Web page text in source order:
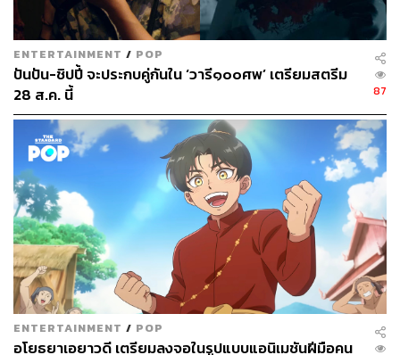
ความสัมพันธ์ระหว่างมาลาและสร้อยที่เคยผูกพันกันอย่างลึก
ซึ้ง จึงต้องพังทลายลงที่ไม่น่าใช่แค่ความเข้าใจผิดส่วนตัว แต่
เพราะทั้งคู่ยืนอยู่คนละฝั่งของประวัติศาสตร์ เมื่อโลกหมุนไป
สู่ยุครัฐนิยมของจอมพล ป พิบูลสงคราม ที่ซึ่งวัฒนธรรม
เปลี่ยนให้เป็นเครื่องมือโฆษณาชวนเชื่อของรัฐ มาลาจึงกลาย
เป็นผู้แพ้ที่ถูกทิ้งไว้ข้างหลัง ในขณะที่สร้อยกลายเป็นดาวเด่น
ที่ยอมแลกตัวตนเพื่อการอยู่รอด
ขณะที่ประเด็นทางการเมืองถูกเล่าผ่านตัวละครฝ่ายชายทั้ง
ท่านชายราม และ พลโทพร้อม เพื่อตัวแทนของกลุ่มอำนาจ
เก่าและอำนาจใหม่ที่อยู่บนฝั่งซ้ายและขวาสายกลาง แล้วเพิ่ม
ตัวละครสุดโต่งทั้งสองข้าง ทำให้เห็นความพยายามสร้าง
สมดุลของทั้งคู่ เรียกว่าทั้งเห็นใจในความพยายามรักษาจารีต
ของฝ่ายหนึ่งพอๆ กับที่เข้าใจความกระหายใคร่รู้ในศิวิไลซ์
ของอีกฝ่าย ที่แน่ๆ ทั้งสองฝ่ายทำไปด้วยความเชื่อที่ตนคิดว่าดี
ENTERTAINMENT / POP
ปันปัน-ชิปปี้ จะประกบคู่กันใน ‘วารี๑๐๐ศพ’ เตรียมสตรีม
28 ส.ค. นี้
87
ENTERTAINMENT / POP
อโยธยาเอยาวดี เตรียมลงจอในรูปแบบแอนิเมชันฝีมือคน